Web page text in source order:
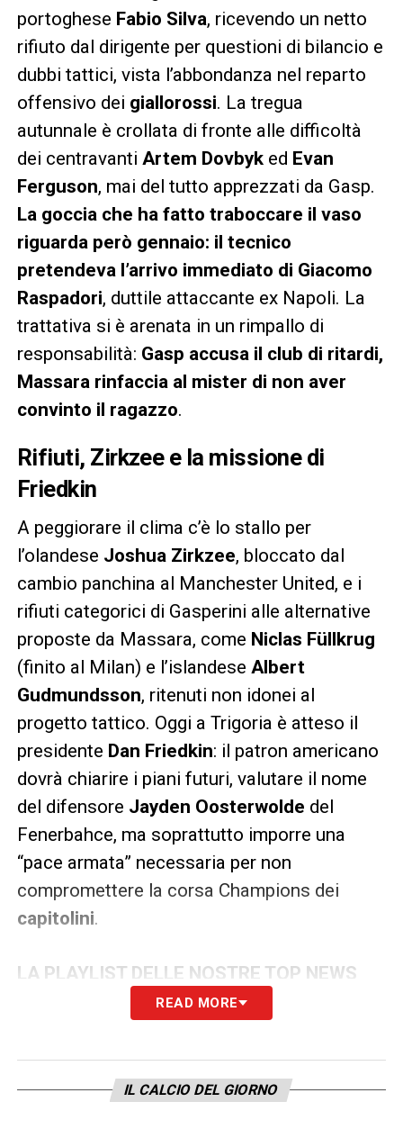
portoghese Fabio Silva, ricevendo un netto
rifiuto dal dirigente per questioni di bilancio e
dubbi tattici, vista l’abbondanza nel reparto
offensivo dei giallorossi. La tregua
autunnale è crollata di fronte alle difficoltà
dei centravanti Artem Dovbyked Evan
Ferguson, mai del tutto apprezzati da Gasp.
La goccia che ha fatto traboccare il vaso
riguarda però gennaio: il tecnico
pretendeva l’arrivo immediato di Giacomo
Raspadori, duttile attaccante ex Napoli. La
trattativa si è arenata in un rimpallo di
responsabilità: Gasp accusa il club di ritardi,
Massara rinfaccia al mister di non aver
convinto il ragazzo.
Rifiuti, Zirkzee e la missione di
Friedkin
A peggiorare il clima c’è lo stallo per
l’olandese Joshua Zirkzee, bloccato dal
cambio panchina al Manchester United, e i
rifiuti categorici di Gasperini alle alternative
proposte da Massara, come Niclas Füllkrug
(finito al Milan) e l’islandese Albert
Gudmundsson, ritenuti non idonei al
progetto tattico. Oggi a Trigoria è atteso il
presidente Dan Friedkin: il patron americano
dovrà chiarire i piani futuri, valutare il nome
del difensore Jayden Oosterwolde del
Fenerbahce, ma soprattutto imporre una
“pace armata” necessaria per non
compromettere la corsa Champions dei
capitolini.
LA PLAYLIST DELLE NOSTRE TOP NEWS
READ MORE
IL CALCIO DEL GIORNO